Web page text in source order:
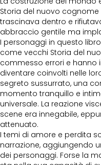
Storia del nuovo
trascinava dentro e
abbraccio gentile ma
I personaggi in questo
come vecchi Storia del
commesso errori e hanno
diventare coinvolti nelle
segreto sussurrato, una
momento tranquillo e
universale. La reazione
scene era innegabile,
attenuato.
I temi di amore e perdita
narrazione, aggiungendo
dei personaggi. Forse la